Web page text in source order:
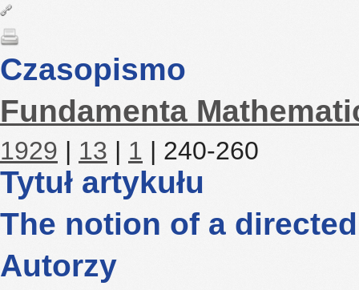
Czasopismo
Fundamenta
1929 | 13 | 1 | 240-260
Tytuł artykułu
The notion of a
Autorzy